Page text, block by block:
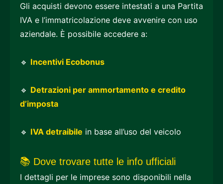
Gli acquisti devono essere intestati a una Partita
IVA e l’immatricolazione deve avvenire con uso
aziendale. È possibile accedere a:
🔹 Incentivi Ecobonus
🔹 Detrazioni per ammortamento e credito
d’imposta
🔹 IVA detraibile in base all’uso del veicolo
📚 Dove trovare tutte le info ufficiali
I dettagli per le imprese sono disponibili nella